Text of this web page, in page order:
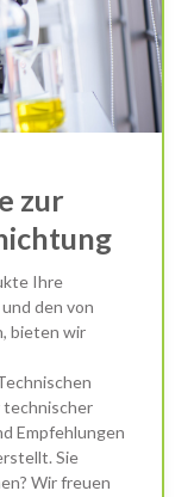
zur
Ihre
den von
bieten wir
technischer
Empfehlungen
Sie
Wir freuen